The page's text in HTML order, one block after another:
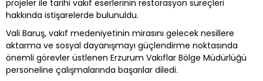
projeler ile tarihi vakıf eserlerinin restorasyon süreçleri
hakkında istişarelerde bulunuldu.
Vali Baruş, vakıf medeniyetinin mirasını gelecek nesillere
aktarma ve sosyal dayanışmayı güçlendirme noktasında
önemli görevler üstlenen Erzurum Vakıflar Bölge Müdürlüğü
personeline çalışmalarında başarılar diledi.